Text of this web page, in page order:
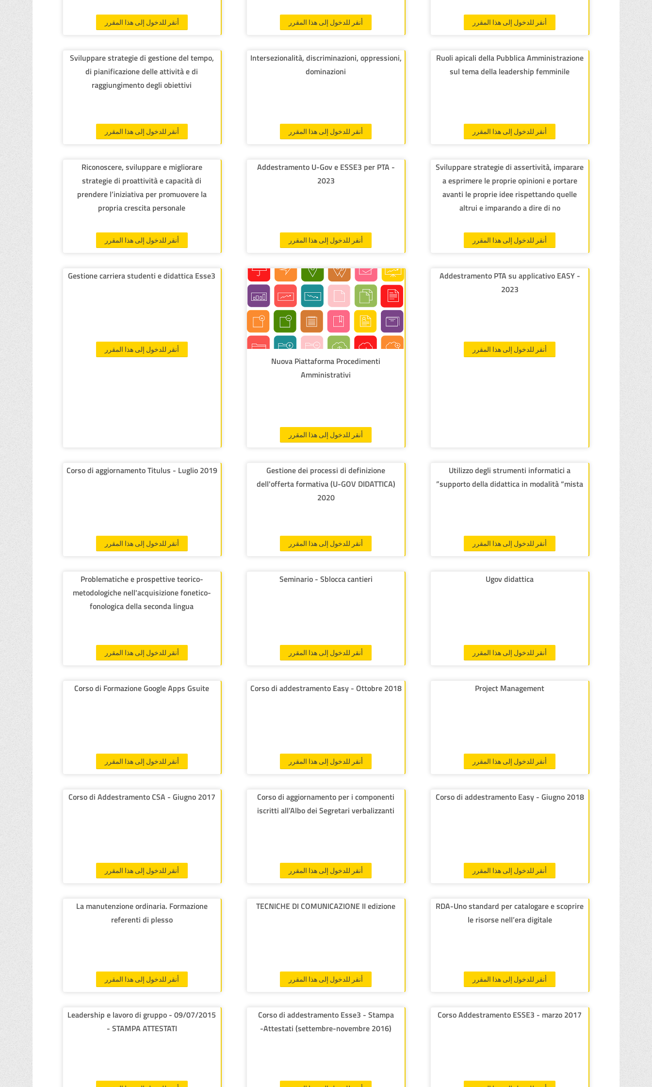
أنقر للدخول إلى هذا المقرر أنقر للدخول إلى هذا المقرر أنقر للدخول إلى هذا المقرر
Ruoli apicali della Pubblica Amministrazione
sul tema della leadership femminile
أنقر للدخول إلى هذا المقرر
Intersezionalità, discriminazioni, oppressioni,
dominazioni
أنقر للدخول إلى هذا المقرر
Sviluppare strategie di gestione del tempo,
di pianificazione delle attività e di
raggiungimento degli obiettivi
أنقر للدخول إلى هذا المقرر
Sviluppare strategie di assertività, imparare
a esprimere le proprie opinioni e portare
avanti le proprie idee rispettando quelle
altrui e imparando a dire di no
أنقر للدخول إلى هذا المقرر
Addestramento U-Gov e ESSE3 per PTA -
2023
أنقر للدخول إلى هذا المقرر
Riconoscere, sviluppare e migliorare
strategie di proattività e capacità di
prendere l’iniziativa per promuovere la
propria crescita personale
أنقر للدخول إلى هذا المقرر
Addestramento PTA su applicativo EASY -
2023
أنقر للدخول إلى هذا المقرر
Nuova Piattaforma Procedimenti
Amministrativi
أنقر للدخول إلى هذا المقرر
Gestione carriera studenti e didattica Esse3
أنقر للدخول إلى هذا المقرر
Utilizzo degli strumenti informatici a
supporto della didattica in modalità “mista”
أنقر للدخول إلى هذا المقرر
Gestione dei processi di definizione
dell'offerta formativa (U-GOV DIDATTICA)
2020
أنقر للدخول إلى هذا المقرر
Corso di aggiornamento Titulus - Luglio 2019
أنقر للدخول إلى هذا المقرر
Ugov didattica
أنقر للدخول إلى هذا المقرر
Seminario - Sblocca cantieri
أنقر للدخول إلى هذا المقرر
Problematiche e prospettive teorico-
metodologiche nell'acquisizione fonetico-
fonologica della seconda lingua
أنقر للدخول إلى هذا المقرر
Project Management
أنقر للدخول إلى هذا المقرر
Corso di addestramento Easy - Ottobre 2018
أنقر للدخول إلى هذا المقرر
Corso di Formazione Google Apps Gsuite
أنقر للدخول إلى هذا المقرر
Corso di addestramento Easy - Giugno 2018
أنقر للدخول إلى هذا المقرر
Corso di aggiornamento per i componenti
iscritti all’Albo dei Segretari verbalizzanti
أنقر للدخول إلى هذا المقرر
Corso di Addestramento CSA - Giugno 2017
أنقر للدخول إلى هذا المقرر
RDA-Uno standard per catalogare e scoprire
le risorse nell’era digitale
أنقر للدخول إلى هذا المقرر
TECNICHE DI COMUNICAZIONE II edizione
أنقر للدخول إلى هذا المقرر
La manutenzione ordinaria. Formazione
referenti di plesso
أنقر للدخول إلى هذا المقرر
Corso Addestramento ESSE3 - marzo 2017
Corso di addestramento Esse3 - Stampa
Attestati (settembre-novembre 2016)-
Leadership e lavoro di gruppo - 09/07/2015
- STAMPA ATTESTATI